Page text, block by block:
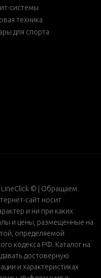
системы
техника
для спорта
LineClick © | Обращаем
сайт носит
и ни при каких
и цены, размещенные на
определяемой
кодекса РФ. Каталог на
достоверную
и характеристиках